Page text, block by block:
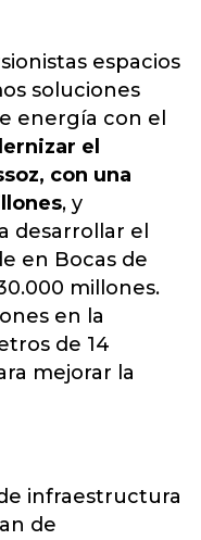
espacios
soluciones
energía con el
el
con una
, y
desarrollar el
en Bocas de
millones.
en la
de 14
mejorar la
infraestructura
de